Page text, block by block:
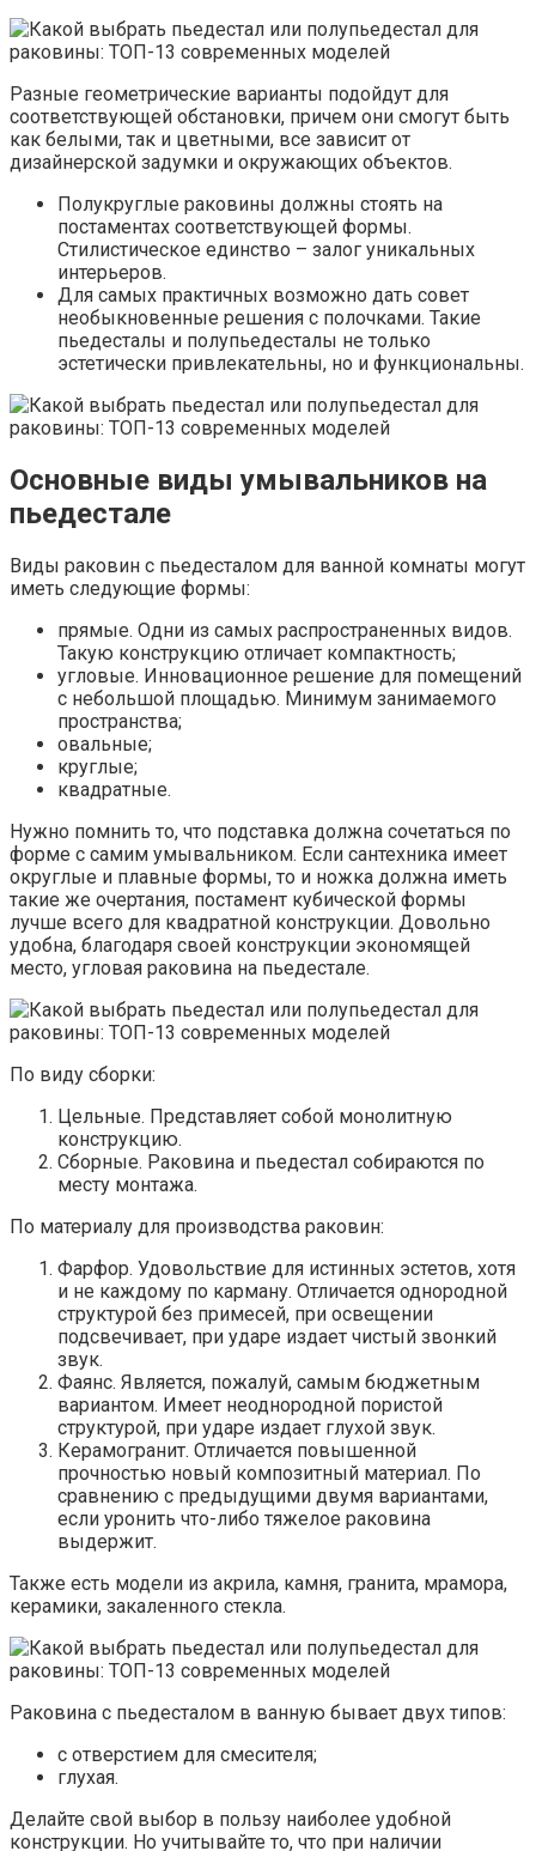
Разные геометрические варианты подойдут для
соответствующей обстановки, причем они смогут быть
как белыми, так и цветными, все зависит от
дизайнерской задумки и окружающих объектов.
Полукруглые раковины должны стоять на
постаментах соответствующей формы.
Стилистическое единство – залог уникальных
интерьеров.
Для самых практичных возможно дать совет
необыкновенные решения с полочками. Такие
пьедесталы и полупьедесталы не только
эстетически привлекательны, но и функциональны.
Основные виды умывальников на
пьедестале
Виды раковин с пьедесталом для ванной комнаты могут
иметь следующие формы:
прямые. Одни из самых распространенных видов.
Такую конструкцию отличает компактность;
угловые. Инновационное решение для помещений
с небольшой площадью. Минимум занимаемого
пространства;
овальные;
круглые;
квадратные.
Нужно помнить то, что подставка должна сочетаться по
форме с самим умывальником. Если сантехника имеет
округлые и плавные формы, то и ножка должна иметь
такие же очертания, постамент кубической формы
лучше всего для квадратной конструкции. Довольно
удобна, благодаря своей конструкции экономящей
место, угловая раковина на пьедестале.
По виду сборки:
Цельные. Представляет собой монолитную
конструкцию.
Сборные. Раковина и пьедестал собираются по
месту монтажа.
По материалу для производства раковин:
Фарфор. Удовольствие для истинных эстетов, хотя
и не каждому по карману. Отличается однородной
структурой без примесей, при освещении
подсвечивает, при ударе издает чистый звонкий
звук.
Фаянс. Является, пожалуй, самым бюджетным
вариантом. Имеет неоднородной пористой
структурой, при ударе издает глухой звук.
Керамогранит. Отличается повышенной
прочностью новый композитный материал. По
сравнению с предыдущими двумя вариантами,
если уронить что-либо тяжелое раковина
выдержит.
Также есть модели из акрила, камня, гранита, мрамора,
керамики, закаленного стекла.
Раковина с пьедесталом в ванную бывает двух типов:
с отверстием для смесителя;
глухая.
Делайте свой выбор в пользу наиболее удобной
конструкции. Но учитывайте то, что при наличии